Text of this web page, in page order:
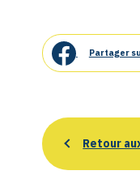
Partager
Retour